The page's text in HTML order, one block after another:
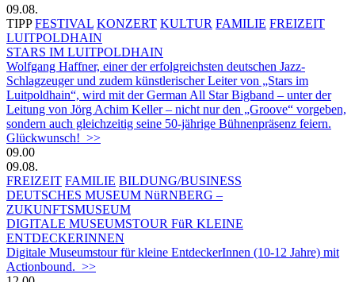
09.08.
TIPP FESTIVAL KONZERT KULTUR FAMILIE FREIZEIT
LUITPOLDHAIN
STARS IM LUITPOLDHAIN
Wolfgang Haffner, einer der erfolgreichsten deutschen Jazz-
Schlagzeuger und zudem künstlerischer Leiter von „Stars im
Luitpoldhain“, wird mit der German All Star Bigband – unter der
Leitung von Jörg Achim Keller – nicht nur den „Groove“ vorgeben,
sondern auch gleichzeitig seine 50-jährige Bühnenpräsenz feiern.
Glückwunsch! >>
09.00
09.08.
FREIZEIT FAMILIE BILDUNG/BUSINESS
DEUTSCHES MUSEUM NüRNBERG –
ZUKUNFTSMUSEUM
DIGITALE MUSEUMSTOUR FüR KLEINE
ENTDECKERINNEN
Digitale Museumstour für kleine EntdeckerInnen (10-12 Jahre) mit
Actionbound. >>